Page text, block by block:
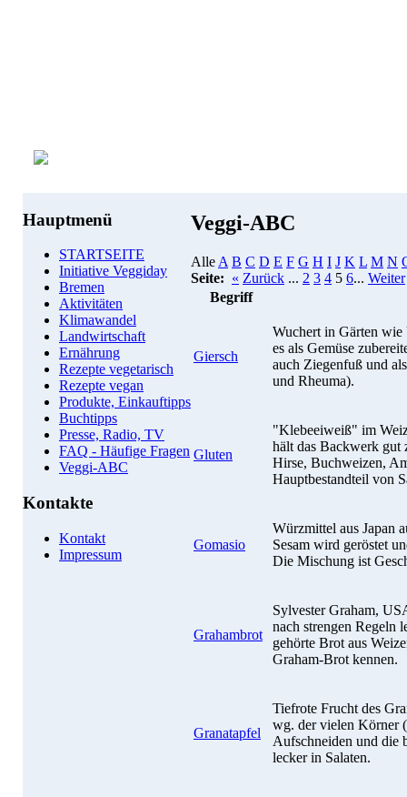
Hauptmenü
STARTSEITE
Initiative Veggiday
Bremen
Aktivitäten
Klimawandel
Landwirtschaft
Ernährung
Rezepte vegetarisch
Rezepte vegan
Produkte, Einkauftipps
Buchtipps
Presse, Radio, TV
FAQ - Häufige Fragen
Veggi-ABC
Kontakte
Kontakt
Impressum
Veggi-ABC
Alle A B C D E F G H I J K L M N
Seite: « Zurück ... 2 3 4 5 6... Weiter
Begriff
Giersch
Wuchert in Gärten
es als Gemüse
auch Ziegenfuß und
und Rheuma).
Gluten
"Klebeeiweiß" im
hält das Backwerk gut
Hirse, Buchweizen,
Hauptbestandteil von
Gomasio
Würzmittel aus Japan
Sesam wird geröstet
Die Mischung ist
Grahambrot
Sylvester Graham,
nach strengen Regeln
gehörte Brot aus
Graham-Brot kennen.
Granatapfel
Tiefrote Frucht des
wg. der vielen Körner
Aufschneiden und die
lecker in Salaten.